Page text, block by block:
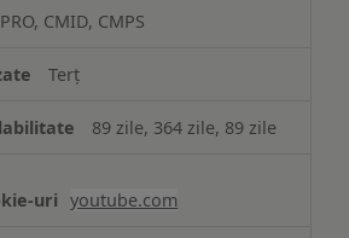
CMID, CMPS
Terț
89 zile, 364 zile, 89 zile
youtube.com